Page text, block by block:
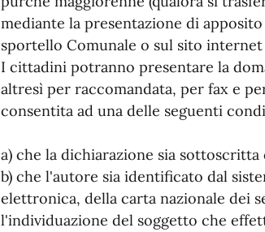
mediante la presentazione di
sportello Comunale o sul sito
I cittadini potranno presentare la
altresì per raccomandata, per fax e
consentita ad una delle seguenti
a) che la dichiarazione sia
b) che l'autore sia identificato dal
elettronica, della carta nazionale dei
l'individuazione del soggetto che